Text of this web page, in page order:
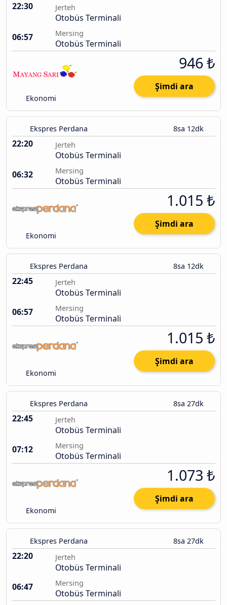
22:30 Jerteh
Otobüs Terminali
06:57
Mersing
Otobüs Terminali
Ekonomi
946 ₺
Şimdi ara
Ekspres Perdana 8sa 12dk
22:20 Jerteh
Otobüs Terminali
06:32
Mersing
Otobüs Terminali
Ekonomi
1.015 ₺
Şimdi ara
Ekspres Perdana 8sa 12dk
22:45 Jerteh
Otobüs Terminali
06:57
Mersing
Otobüs Terminali
Ekonomi
1.015 ₺
Şimdi ara
Ekspres Perdana 8sa 27dk
22:45 Jerteh
Otobüs Terminali
07:12
Mersing
Otobüs Terminali
Ekonomi
1.073 ₺
Şimdi ara
Ekspres Perdana 8sa 27dk
22:20 Jerteh
Otobüs Terminali
06:47
Mersing
Otobüs Terminali